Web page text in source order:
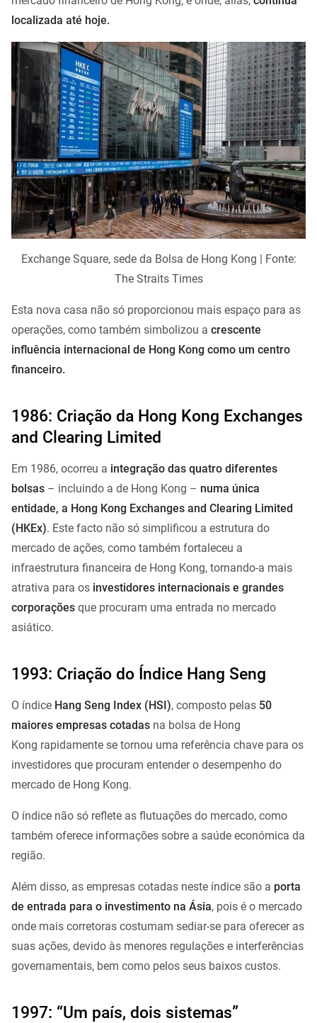
localizada até hoje.
Exchange Square, sede da Bolsa de Hong Kong | Fonte:
The Straits Times
Esta nova casa não só proporcionou mais espaço para as
operações, como também simbolizou a crescente
influência internacional de Hong Kong como um centro
financeiro.
1986: Criação da Hong Kong Exchanges
and Clearing Limited
Em 1986, ocorreu a integração das quatro diferentes
bolsas – incluindo a de Hong Kong – numa única
entidade, a Hong Kong Exchanges and Clearing Limited
(HKEx). Este facto não só simplificou a estrutura do
mercado de ações, como também fortaleceu a
infraestrutura financeira de Hong Kong, tornando-a mais
atrativa para os investidores internacionais e grandes
corporações que procuram uma entrada no mercado
asiático.
1993: Criação do Índice Hang Seng
O índice Hang Seng Index (HSI), composto pelas 50
maiores empresas cotadas na bolsa de Hong
Kong rapidamente se tornou uma referência chave para os
investidores que procuram entender o desempenho do
mercado de Hong Kong.
O índice não só reflete as flutuações do mercado, como
também oferece informações sobre a saúde económica da
região.
Além disso, as empresas cotadas neste índice são a porta
de entrada para o investimento na Ásia, pois é o mercado
onde mais corretoras costumam sediar-se para oferecer as
suas ações, devido às menores regulações e interferências
governamentais, bem como pelos seus baixos custos.
1997: “Um país, dois sistemas”